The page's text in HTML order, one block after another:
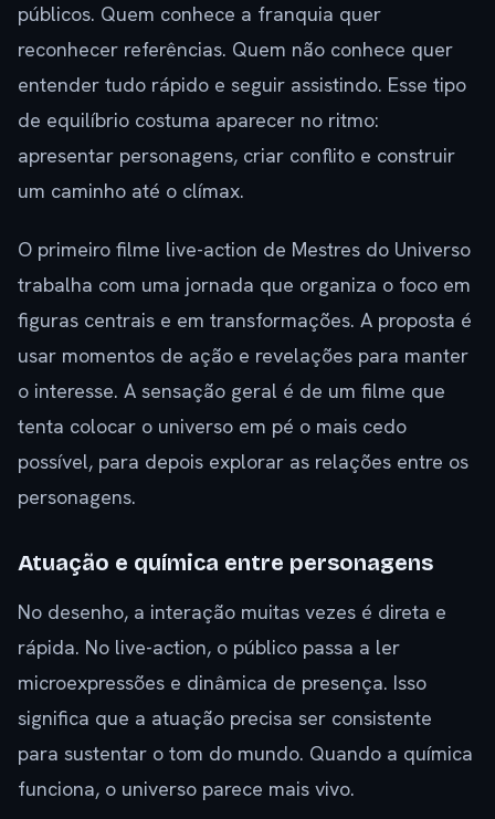
públicos. Quem conhece a franquia quer
reconhecer referências. Quem não conhece quer
entender tudo rápido e seguir assistindo. Esse tipo
de equilíbrio costuma aparecer no ritmo:
apresentar personagens, criar conflito e construir
um caminho até o clímax.
O primeiro filme live-action de Mestres do Universo
trabalha com uma jornada que organiza o foco em
figuras centrais e em transformações. A proposta é
usar momentos de ação e revelações para manter
o interesse. A sensação geral é de um filme que
tenta colocar o universo em pé o mais cedo
possível, para depois explorar as relações entre os
personagens.
Atuação e química entre personagens
No desenho, a interação muitas vezes é direta e
rápida. No live-action, o público passa a ler
microexpressões e dinâmica de presença. Isso
significa que a atuação precisa ser consistente
para sustentar o tom do mundo. Quando a química
funciona, o universo parece mais vivo.